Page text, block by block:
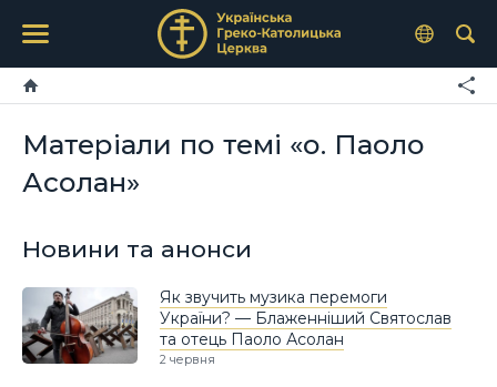
Матеріали по темі «о. Паоло
Асолан»
Новини та анонси
Як звучить музика перемоги
України? — Блаженніший Святослав
та отець Паоло Асолан
2 червня